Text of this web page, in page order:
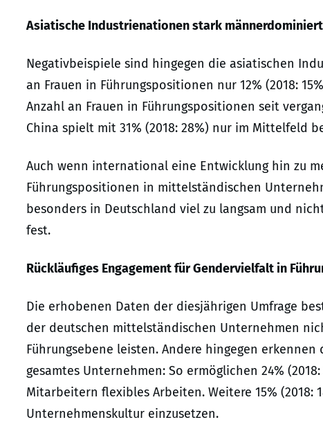
Asiatische Industrienationen stark männerdominiert
Negativbeispiele sind hingegen die asiatischen
an Frauen in Führungspositionen nur 12% (2018:
Anzahl an Frauen in Führungspositionen seit
China spielt mit 31% (2018: 28%) nur im Mittelfeld
Auch wenn international eine Entwicklung hin zu
Führungspositionen in mittelständischen
besonders in Deutschland viel zu langsam und
fest.
Rückläufiges Engagement für Gendervielfalt in
Die erhobenen Daten der diesjährigen Umfrage
der deutschen mittelständischen Unternehmen
Führungsebene leisten. Andere hingegen
gesamtes Unternehmen: So ermöglichen 24%
Mitarbeitern flexibles Arbeiten. Weitere 15% (2018:
Unternehmenskultur einzusetzen.